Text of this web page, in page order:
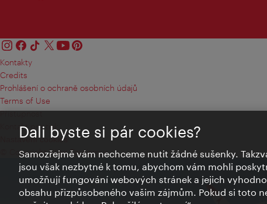
Kontakty
Credits
Prohlášení o ochraně osobních údajů
Terms of Use
Přístupnost
Kontakt pro tisk
Nastavení cookies
© Copyright Wien Tourismus
Dali byste si pár cookies?
Samozřejmě vám nechceme nutit žádné sušenky.
jsou však nezbytné k tomu, abychom vám mohli
umožňují fungování webových stránek a jejich
obsahu přizpůsobeného vašim zájmům. Pokud si toto